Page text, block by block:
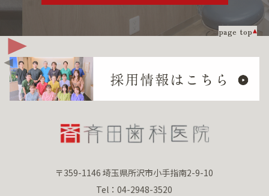
page top
〒359-1146 埼玉県所沢市小手指南2-9-10
Tel：04-2948-3520